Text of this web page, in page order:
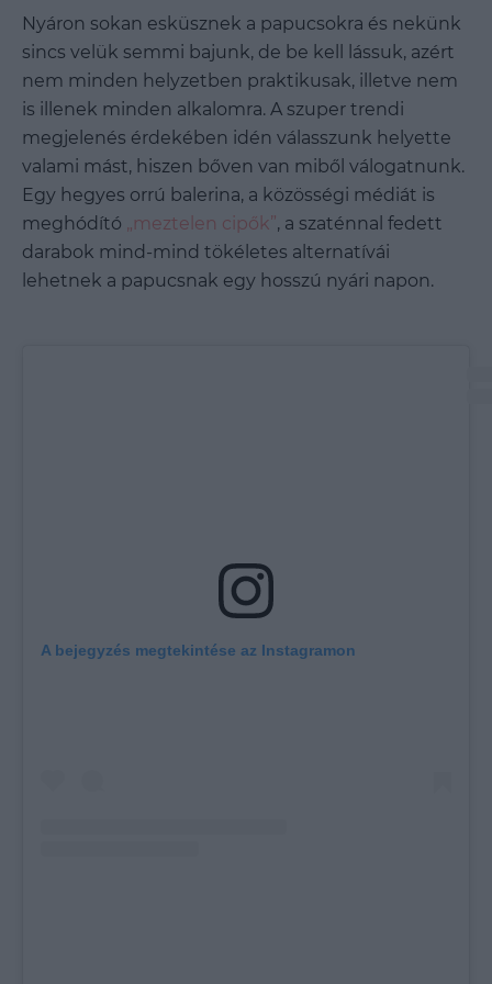
Nyáron sokan esküsznek a papucsokra és nekünk
sincs velük semmi bajunk, de be kell lássuk, azért
nem minden helyzetben praktikusak, illetve nem
is illenek minden alkalomra. A szuper trendi
megjelenés érdekében idén válasszunk helyette
valami mást, hiszen bőven van miből válogatnunk.
Egy hegyes orrú balerina, a közösségi médiát is
meghódító „meztelen cipők”, a szaténnal fedett
darabok mind-mind tökéletes alternatívái
lehetnek a papucsnak egy hosszú nyári napon.
A bejegyzés megtekintése az Instagramon